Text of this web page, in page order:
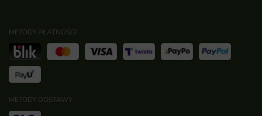
METODY PŁATNOŚCI
METODY DOSTAWY